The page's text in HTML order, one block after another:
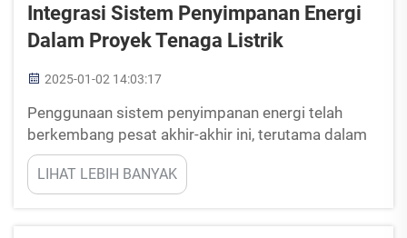
Integrasi Sistem Penyimpanan Energi
Dalam Proyek Tenaga Listrik
2025-01-02 14:03:17
Penggunaan sistem penyimpanan energi telah
berkembang pesat akhir-akhir ini, terutama dalam
proyek pembangkitan listrik yang berupaya
meningkatkan penggunaan energi terbarukan serta
meningkatkan sistem jaringan listrik. Dalam hal ini,
LIHAT LEBIH BANYAK